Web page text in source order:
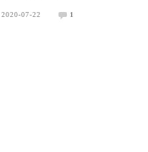
2020-07-22 1